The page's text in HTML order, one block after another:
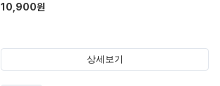
10,900원
상세보기